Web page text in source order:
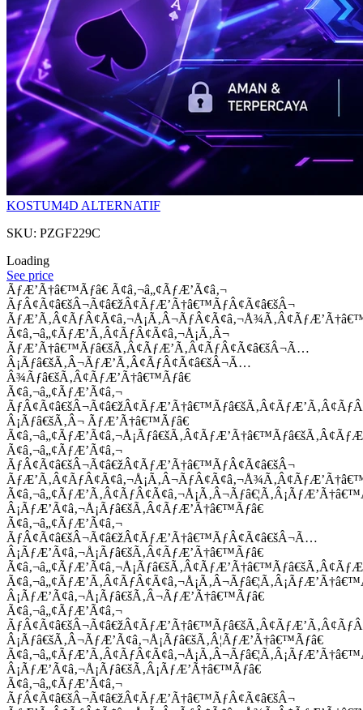
KOSTUM4D ALTERNATIF
SKU: PZGF229C
Loading
See price
ÃƒÆ’Ã†â€™Ãƒâ€ Ã¢â‚¬â„¢ÃƒÆ’Ã¢â‚¬
ÃƒÂ¢Ã¢â€šÂ¬Ã¢â€žÂ¢ÃƒÆ’Ã†â€™ÃƒÂ¢Ã¢â€šÂ¬
Ã¢â‚¬â„¢ÃƒÆ’Ã‚Â¢ÃƒÂ¢Ã¢â‚¬Å¡Ã‚Â¬
ÃƒÆ’Ã†â€™Ãƒâ€šÃ‚Â¢ÃƒÆ’Ã‚Â¢ÃƒÂ¢Ã¢â€šÂ¬Ã…
Â¡Ãƒâ€šÃ‚Â¬ÃƒÆ’Ã‚Â¢ÃƒÂ¢Ã¢â€šÂ¬Ã…
Â¾Ãƒâ€šÃ‚Â¢ÃƒÆ’Ã†â€™Ãƒâ€
Ã¢â‚¬â„¢ÃƒÆ’Ã¢â‚¬
Â¡Ãƒâ€šÃ‚Â¬ ÃƒÆ’Ã†â€™Ãƒâ€
Ã¢â‚¬â„¢ÃƒÆ’Ã¢â‚¬
ÃƒÂ¢Ã¢â€šÂ¬Ã¢â€žÂ¢ÃƒÆ’Ã†â€™ÃƒÂ¢Ã¢â€šÂ¬
Â¡ÃƒÆ’Ã¢â‚¬Å¡Ãƒâ€šÃ‚Â¢ÃƒÆ’Ã†â€™Ãƒâ€
Ã¢â‚¬â„¢ÃƒÆ’Ã¢â‚¬
ÃƒÂ¢Ã¢â€šÂ¬Ã¢â€žÂ¢ÃƒÆ’Ã†â€™ÃƒÂ¢Ã¢â€šÂ¬Ã…
Â¡ÃƒÆ’Ã¢â‚¬Å¡Ãƒâ€šÃ‚Â¢ÃƒÆ’Ã†â€™Ãƒâ€
Â¡ÃƒÆ’Ã¢â‚¬Å¡Ãƒâ€šÃ‚Â¬ÃƒÆ’Ã†â€™Ãƒâ€
Ã¢â‚¬â„¢ÃƒÆ’Ã¢â‚¬
Â¡Ãƒâ€šÃ‚Â¬ÃƒÆ’Ã¢â‚¬Å¡Ãƒâ€šÃ‚Â¦ÃƒÆ’Ã†â€™Ãƒâ€
Â¡ÃƒÆ’Ã¢â‚¬Å¡Ãƒâ€šÃ‚Â¡ÃƒÆ’Ã†â€™Ãƒâ€
Ã¢â‚¬â„¢ÃƒÆ’Ã¢â‚¬
ÃƒÂ¢Ã¢â€šÂ¬Ã¢â€žÂ¢ÃƒÆ’Ã†â€™ÃƒÂ¢Ã¢â€šÂ¬